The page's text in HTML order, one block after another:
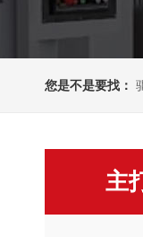
您是不是要找：
主